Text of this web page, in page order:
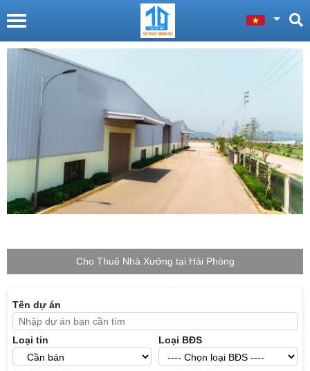
Cho Thuê Nhà Xưởng tại Hải Phòng
Tên dự án
Loại tin Loại BĐS